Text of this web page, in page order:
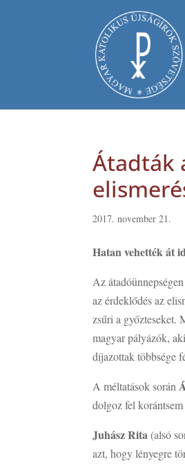
Átadták
2017. november 21.
Hatan vehették át
Az átadóünnepségen
az érdeklődés az
zsűri a győzteseket.
magyar pályázók,
díjazottak többsége
A méltatások során
dolgoz fel
Juhász Rita(alsó
azt, hogy lényegre